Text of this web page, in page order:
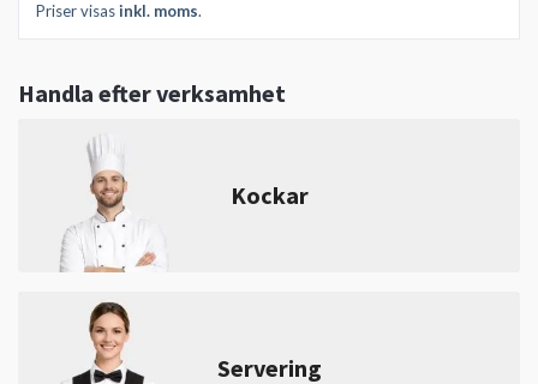
Priser visasinkl. moms.
Handla efter verksamhet
Kockar
Servering